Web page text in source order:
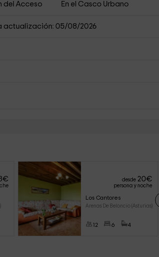
del Acceso En el Casco Urbano
actualización: 05/08/2026
€ desde 20€
persona y noche
Los Cantores
Arenas De Beloncio (Asturias)
12 6 4